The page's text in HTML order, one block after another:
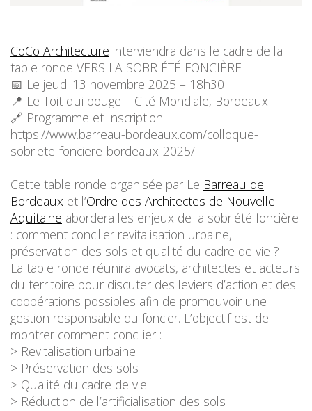
CoCo Architecture interviendra dans le cadre de la
table ronde VERS LA SOBRIÉTÉ FONCIÈRE
📅 Le jeudi 13 novembre 2025 – 18h30
📍 Le Toit qui bouge – Cité Mondiale, Bordeaux
🔗 Programme et Inscription
https://www.barreau-bordeaux.com/colloque-
sobriete-fonciere-bordeaux-2025/
Cette table ronde organisée par Le Barreau de
Bordeaux et l’Ordre des Architectes de Nouvelle-
Aquitaine abordera les enjeux de la sobriété foncière
: comment concilier revitalisation urbaine,
préservation des sols et qualité du cadre de vie ?
La table ronde réunira avocats, architectes et acteurs
du territoire pour discuter des leviers d’action et des
coopérations possibles afin de promouvoir une
gestion responsable du foncier. L’objectif est de
montrer comment concilier :
> Revitalisation urbaine
> Préservation des sols
> Qualité du cadre de vie
> Réduction de l’artificialisation des sols